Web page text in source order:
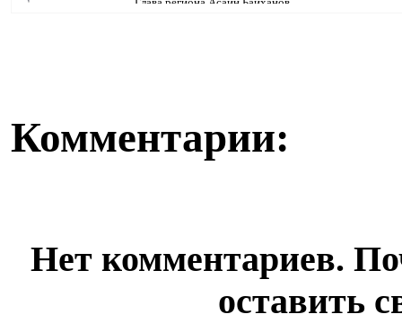
Комментарии:
Нет комментариев.
оставить